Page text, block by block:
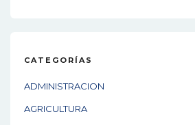
CATEGORÍAS
ADMINISTRACION
AGRICULTURA